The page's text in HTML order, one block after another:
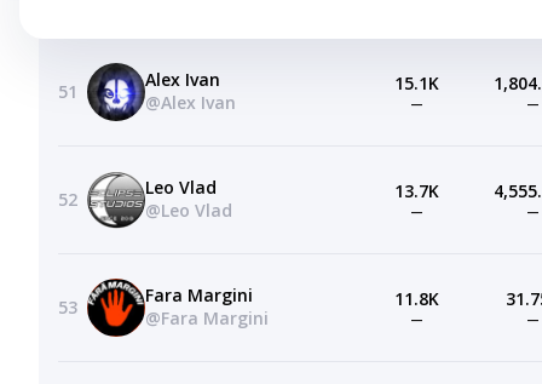
51
Alex Ivan
@Alex Ivan
15.1K
— —
52
Leo Vlad
@Leo Vlad
13.7K
— —
53
Fara Margini
@Fara Margini
11.8K
— —